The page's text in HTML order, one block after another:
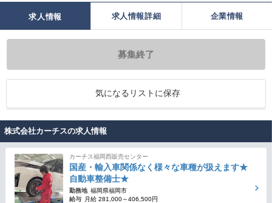
求人情報 求人情報詳細 企業情報
募集終了
気になるリストに保存
株式会社カーチスの求人情報
カーチス福岡西販売センター
国産・輸入車関係なく様々な車種が扱えます★
自動車整備士★
勤務地 福岡県福岡市
給与
月給 281,000～406,500円